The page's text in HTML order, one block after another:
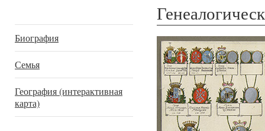
Биография
Семья
География (интерактивная
карта)